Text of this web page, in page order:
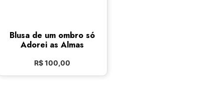
Blusa de um ombro só
Adorei as Almas
R$100,00